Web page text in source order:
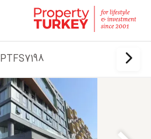
PTFS7198